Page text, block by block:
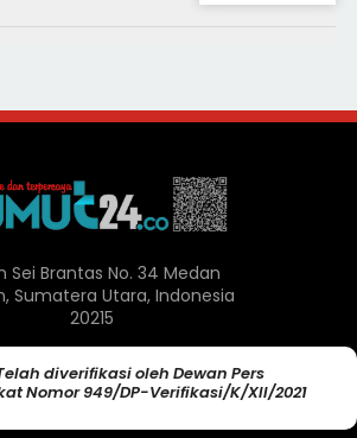
Sei Brantas No. 34 Medan
Sumatera Utara, Indonesia
20215
diverifikasi oleh Dewan Pers
Nomor 949/DP-Verifikasi/K/XII/2021